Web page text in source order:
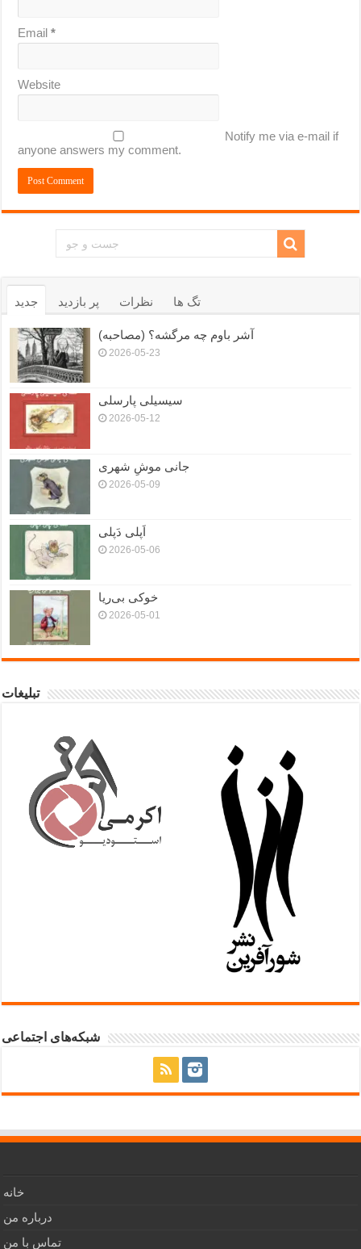
Email*
Website
Notify me via e-mail if
anyone answers my comment.
جدید پر بازدید نظرات تگ ها
آشر باوم چه مرگشه؟ (مصاحبه)
2026-05-23
سیسیلی پارسلی
2026-05-12
جانی موشِ شهری
2026-05-09
اَپلی دَپلی
2026-05-06
خوکی بی‌ریا
2026-05-01
تبلیغات
شبکه‌های اجتماعی
خانه
درباره من
تماس با من